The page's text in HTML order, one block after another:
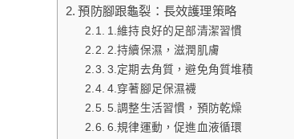
預防腳跟龜裂：長效護理策略
1.維持良好的足部清潔習慣
2.持續保濕，滋潤肌膚
3.定期去角質，避免角質堆積
4.穿著腳足保濕襪
5.調整生活習慣，預防乾燥
6.規律運動，促進血液循環